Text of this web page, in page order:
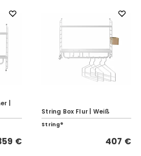
|
€
String Box Flur | Weiß
String®
407 €